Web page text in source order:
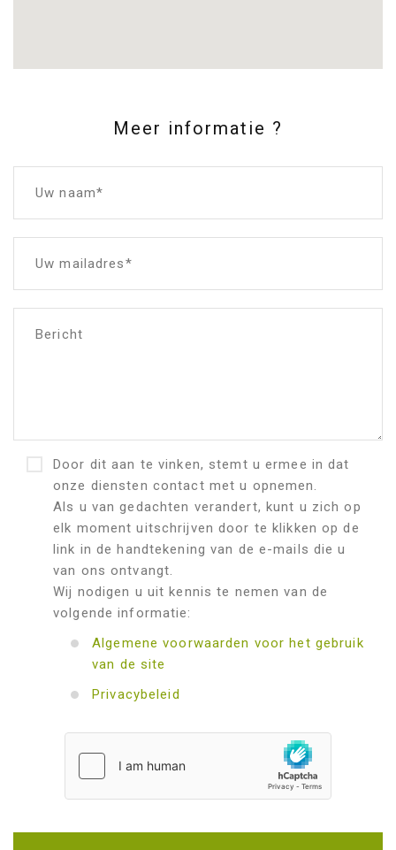
Meer informatie ?
Uw naam*
Uw mailadres*
Bericht
Door dit aan te vinken, stemt u ermee in dat
onze diensten contact met u opnemen.
Als u van gedachten verandert, kunt u zich op
elk moment uitschrijven door te klikken op de
link in de handtekening van de e-mails die u
van ons ontvangt.
Wij nodigen u uit kennis te nemen van de
volgende informatie:
Algemene voorwaarden voor het gebruik
van de site
Privacybeleid